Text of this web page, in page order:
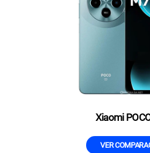
Xiaomi
VER